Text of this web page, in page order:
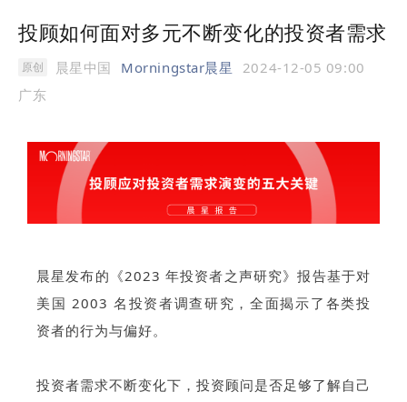
投顾如何面对多元不断变化的投资者需求
原创 晨星中国 Morningstar晨星
2024-12-05 09:00
广东
晨星发布的《2023 年投资者之声研究》报告基于对
美国 2003 名投资者调查研究，全面揭示了各类投
资者的行为与偏好。
投资者需求不断变化下，投资顾问是否足够了解自己